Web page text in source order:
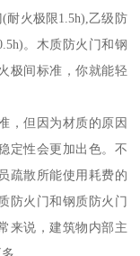
耐火极限1.5h),乙级防
。木质防火门和钢
极间标准，你就能轻
但因为材质的原因
定性会更加出色。不
疏散所能使用耗费的
防火门和钢质防火门
来说，建筑物内部主
。